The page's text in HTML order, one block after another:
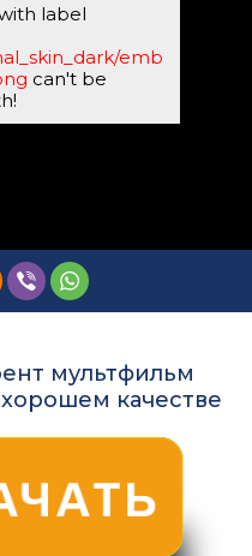
label
emb
can't be
мультфильм
качестве